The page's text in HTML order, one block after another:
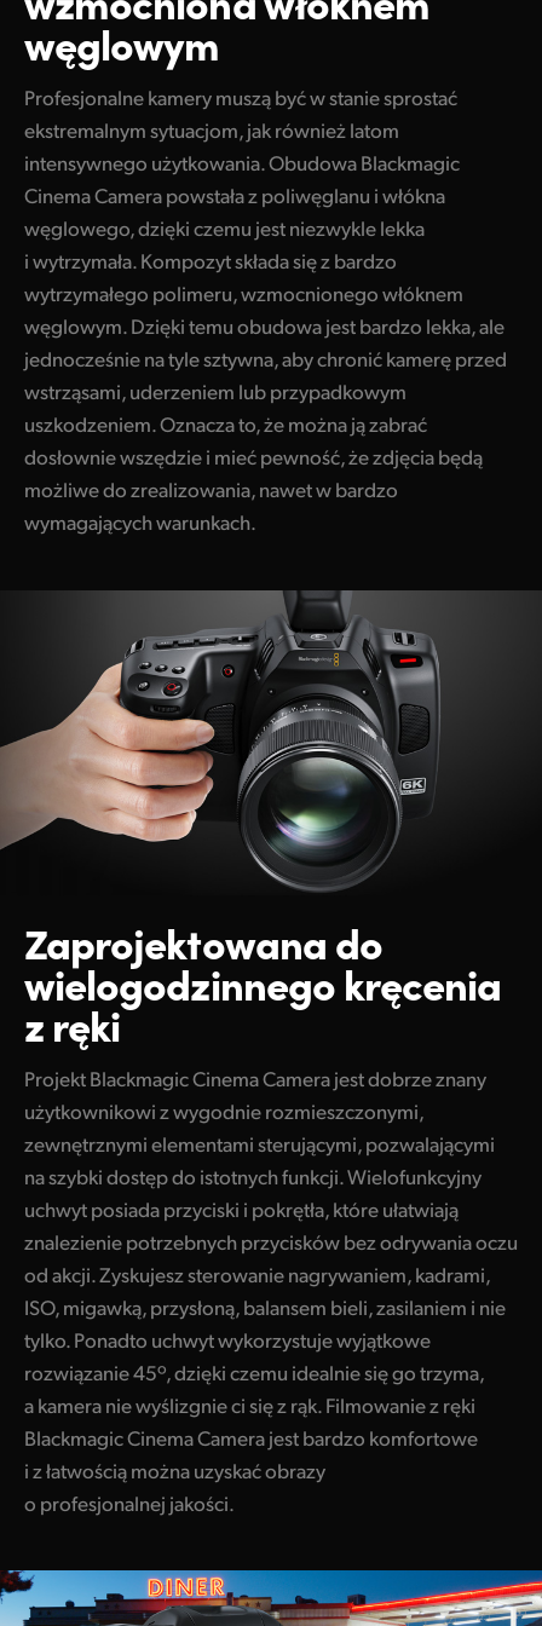
UAE
United Kingdom
United States
węglowym
Profesjonalne kamery muszą być w stanie sprostać
ekstremalnym sytuacjom, jak również latom
intensywnego użytkowania. Obudowa Blackmagic
Cinema Camera powstała z poliwęglanu i włókna
węglowego, dzięki czemu jest niezwykle lekka
i wytrzymała. Kompozyt składa się z bardzo
wytrzymałego polimeru, wzmocnionego włóknem
węglowym. Dzięki temu obudowa jest bardzo lekka, ale
jednocześnie na tyle sztywna, aby chronić kamerę przed
wstrząsami, uderzeniem lub przypadkowym
uszkodzeniem. Oznacza to, że można ją zabrać
dosłownie wszędzie i mieć pewność, że zdjęcia będą
możliwe do zrealizowania, nawet w bardzo
wymagających warunkach.
Zaprojektowana do
wielogodzinnego kręcenia
z ręki
Projekt Blackmagic Cinema Camera jest dobrze znany
użytkownikowi z wygodnie rozmieszczonymi,
zewnętrznymi elementami sterującymi, pozwalającymi
na szybki dostęp do istotnych funkcji. Wielofunkcyjny
uchwyt posiada przyciski i pokrętła, które ułatwiają
znalezienie potrzebnych przycisków bez odrywania oczu
od akcji. Zyskujesz sterowanie nagrywaniem, kadrami,
ISO, migawką, przysłoną, balansem bieli, zasilaniem i nie
tylko. Ponadto uchwyt wykorzystuje wyjątkowe
rozwiązanie 45º, dzięki czemu idealnie się go trzyma,
a kamera nie wyślizgnie ci się z rąk. Filmowanie z ręki
Blackmagic Cinema Camera jest bardzo komfortowe
i z łatwością można uzyskać obrazy
o profesjonalnej jakości.